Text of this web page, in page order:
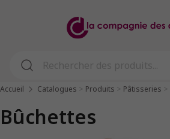
Accueil Catalogues > Produits > Pâtisseries >
Bûchettes